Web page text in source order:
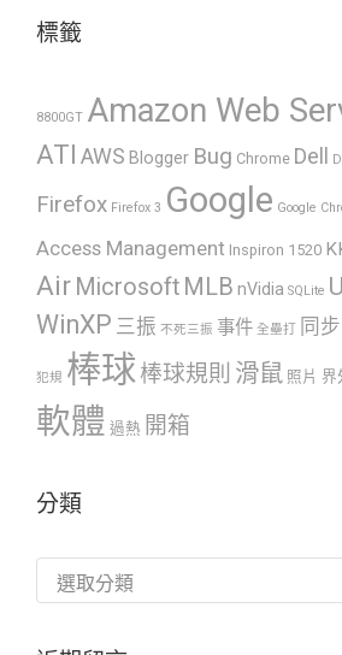
標籤
8800GT Amazon Web
ATI AWS Blogger Bug Chrome Dell
Firefox Firefox 3 Google Google
Access Management Inspiron 1520
Air Microsoft MLB nVidia SQLite
WinXP 三振 不死三振 事件 全壘打 同步
犯規 棒球 棒球規則 滑鼠 照片 界
軟體 過熱 開箱
分類